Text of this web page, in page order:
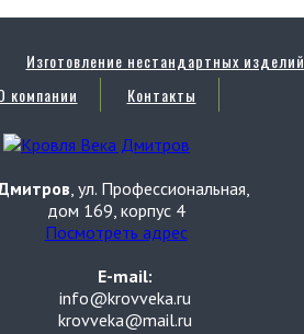
Изготовление нестандартных изделий
компании
Контакты
, ул. Профессиональная,
дом 169, корпус 4
Посмотреть адрес
E-mail:
info@krovveka.ru
krovveka@mail.ru